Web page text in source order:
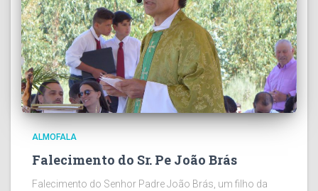
ALMOFALA
Falecimento do Sr. Pe João Brás
Falecimento do Senhor Padre João Brás, um filho da